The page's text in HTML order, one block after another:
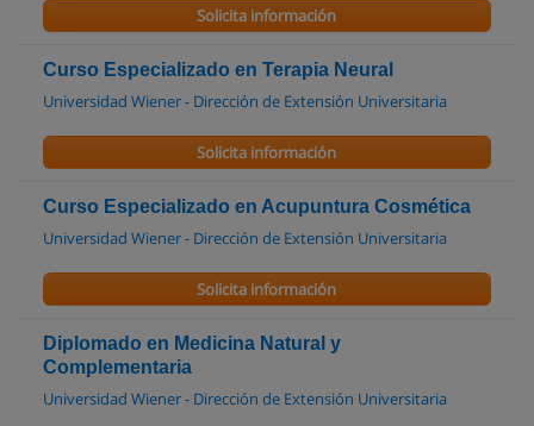
Solicita información
Curso Especializado en Terapia Neural
Universidad Wiener - Dirección de Extensión Universitaria
Solicita información
Curso Especializado en Acupuntura Cosmética
Universidad Wiener - Dirección de Extensión Universitaria
Solicita información
Diplomado en Medicina Natural y
Complementaria
Universidad Wiener - Dirección de Extensión Universitaria